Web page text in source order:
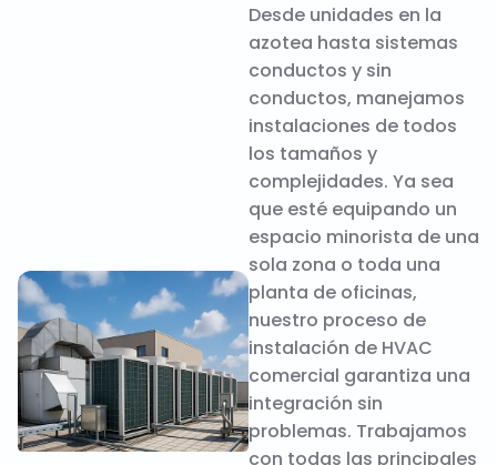
Desde unidades en la
azotea hasta sistemas
conductos y sin
conductos, manejamos
instalaciones de todos
los tamaños y
complejidades. Ya sea
que esté equipando un
espacio minorista de una
sola zona o toda una
planta de oficinas,
nuestro proceso de
instalación de HVAC
comercial garantiza una
integración sin
problemas. Trabajamos
con todas las principales